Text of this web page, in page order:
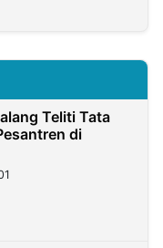
Teliti Tata
di